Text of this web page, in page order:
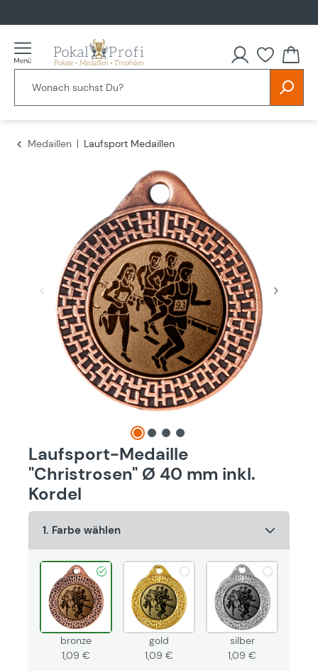
Du
Medaillen Laufsport Medaillen
Laufsport-Medaille
"Christrosen" Ø 40 mm inkl.
Kordel
1. Farbe wählen
bronze
1,09 €
gold
1,09 €
silber
1,09 €